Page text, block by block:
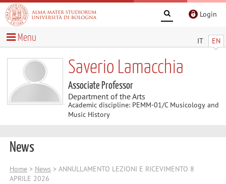
Login
IT EN
Menu
Saverio Lamacchia
Associate Professor
Department of the Arts
Academic discipline: PEMM-01/C Musicology and
Music History
News
Home> News > ANNULLAMENTO LEZIONI E RICEVIMENTO 8
APRILE 2026